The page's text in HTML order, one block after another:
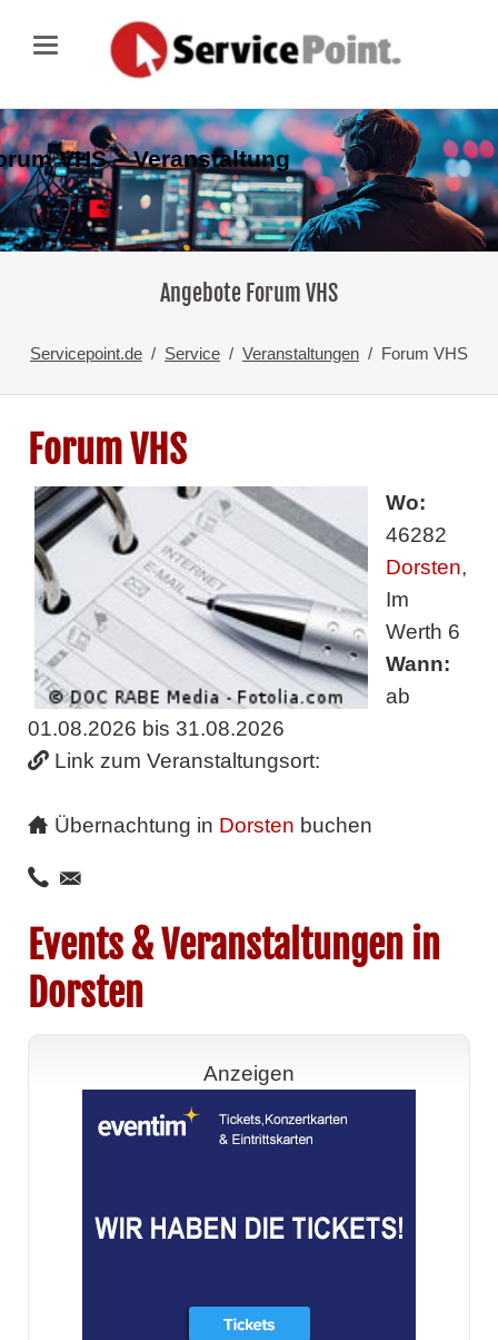
VHS – Veranstaltung
Angebote Forum VHS
Servicepoint.de Service Veranstaltungen Forum VHS
Forum VHS
Wo:
46282
Dorsten,
Im
Werth 6
Wann:
ab
01.08.2026 bis 31.08.2026
Link zum Veranstaltungsort:
Übernachtung in Dorsten buchen
Events & Veranstaltungen in
Dorsten
Anzeigen